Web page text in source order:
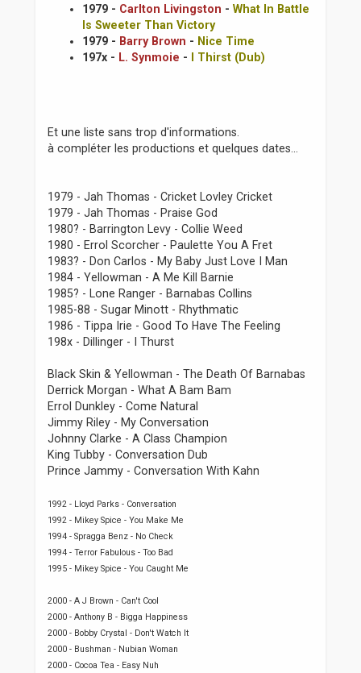
1979 - Carlton Livingston - What In Battle
Is Sweeter Than Victory
1979 - Barry Brown - Nice Time
197x - L. Synmoie - I Thirst (Dub)
Et une liste sans trop d'informations.
à compléter les productions et quelques dates...
1979 - Jah Thomas - Cricket Lovley Cricket
1979 - Jah Thomas - Praise God
1980? - Barrington Levy - Collie Weed
1980 - Errol Scorcher - Paulette You A Fret
1983? - Don Carlos - My Baby Just Love I Man
1984 - Yellowman - A Me Kill Barnie
1985? - Lone Ranger - Barnabas Collins
1985-88 - Sugar Minott - Rhythmatic
1986 - Tippa Irie - Good To Have The Feeling
198x - Dillinger - I Thurst
Black Skin & Yellowman - The Death Of Barnabas
Derrick Morgan - What A Bam Bam
Errol Dunkley - Come Natural
Jimmy Riley - My Conversation
Johnny Clarke - A Class Champion
King Tubby - Conversation Dub
Prince Jammy - Conversation With Kahn
1992 - Lloyd Parks - Conversation
1992 - Mikey Spice - You Make Me
1994 - Spragga Benz - No Check
1994 - Terror Fabulous - Too Bad
1995 - Mikey Spice - You Caught Me
2000 - A J Brown - Can't Cool
2000 - Anthony B - Bigga Happiness
2000 - Bobby Crystal - Don't Watch It
2000 - Bushman - Nubian Woman
2000 - Cocoa Tea - Easy Nuh